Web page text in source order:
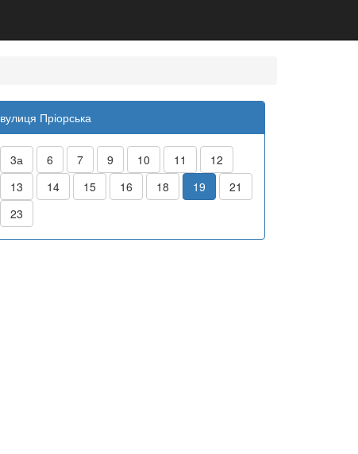
вулиця Пріорська
3а 6 7 9 10 11
12
13
14 15 16 18 19
21
23